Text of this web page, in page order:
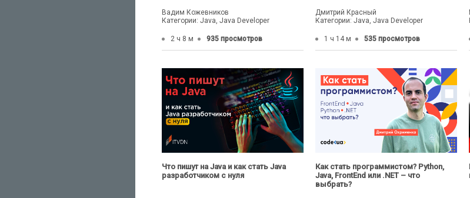
Вадим Кожевников
Категории: Java, Java Developer
2 ч 8 м 935 просмотров
Дмитрий Красный
Категории: Java, Java Developer
1 ч 14 м 535 просмотров
Что пишут на Java и как стать Java
разработчиком с нуля
Как стать программистом? Python,
Java, FrontEnd или .NET – что
выбрать?